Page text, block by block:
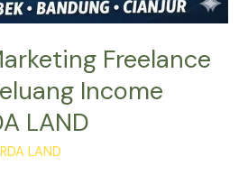
Freelance
Income
LAND
RDA LAND